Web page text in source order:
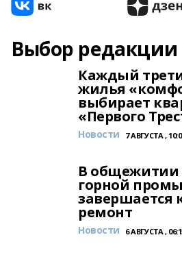
Выбор редакции
Каждый
жилья
выбирает
«Первого
Новости 7 АВГУСТА ,
В общежитии
горной
завершается
ремонт
Новости 6 АВГУСТА ,